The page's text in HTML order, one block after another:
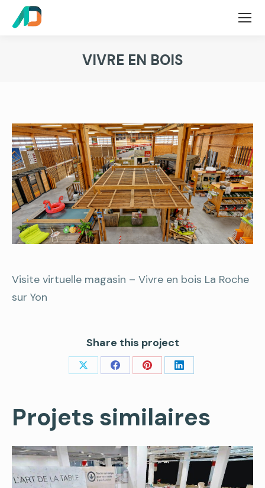
VIVRE EN BOIS
Visite virtuelle magasin – Vivre en bois La Roche
sur Yon
Share this project
Share Share
Facebook
Share
Pinterest
Share
Projets similaires